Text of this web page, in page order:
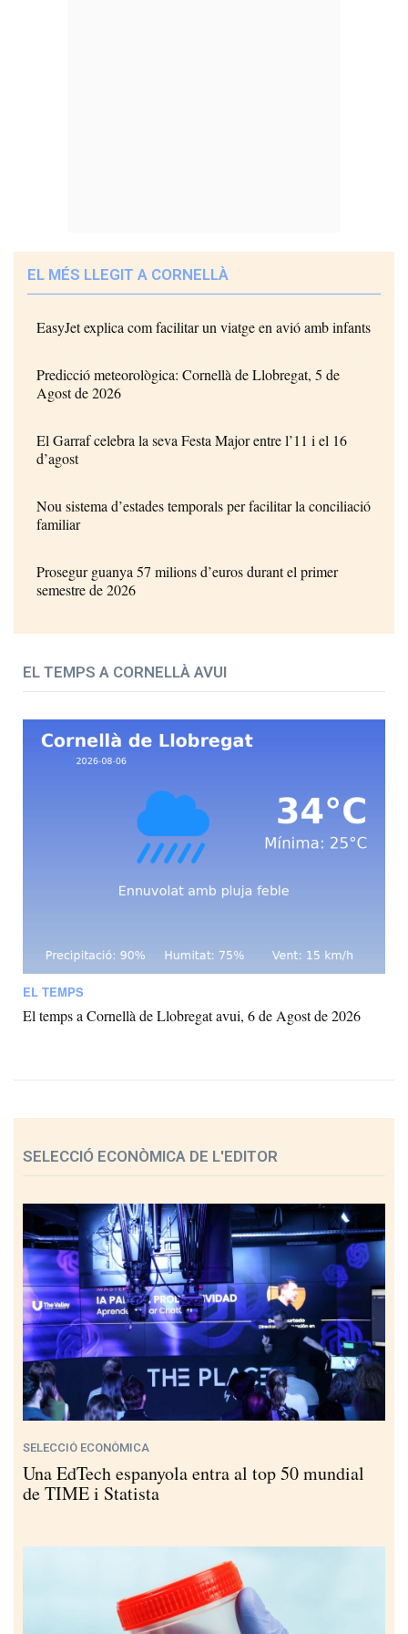
EL MÉS LLEGIT A CORNELLÀ
EasyJet explica com facilitar un viatge en avió amb infants
Predicció meteorològica: Cornellà de Llobregat, 5 de
Agost de 2026
El Garraf celebra la seva Festa Major entre l’11 i el 16
d’agost
Nou sistema d’estades temporals per facilitar la conciliació
familiar
Prosegur guanya 57 milions d’euros durant el primer
semestre de 2026
EL TEMPS A CORNELLÀ AVUI
EL TEMPS
El temps a Cornellà de Llobregat avui, 6 de Agost de 2026
SELECCIÓ ECONÒMICA DE L'EDITOR
SELECCIÓ ECONÒMICA
Una EdTech espanyola entra al top 50 mundial
de TIME i Statista